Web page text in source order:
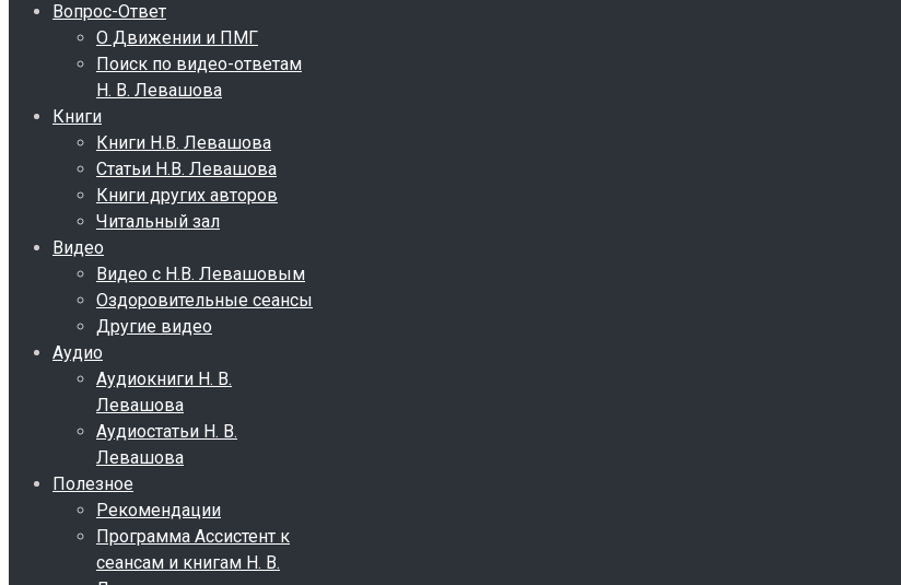
Вопрос-Ответ
О Движении и ПМГ
Поиск по видео-ответам
Н. В. Левашова
Книги
Книги Н.В. Левашова
Статьи Н.В. Левашова
Книги других авторов
Читальный зал
Видео
Видео с Н.В. Левашовым
Оздоровительные сеансы
Другие видео
Аудио
Аудиокниги Н. В.
Левашова
Аудиостатьи Н. В.
Левашова
Полезное
Рекомендации
Программа Ассистент к
сеансам и книгам Н. В.